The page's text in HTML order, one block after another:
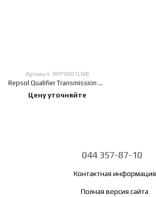
Артикул: RPP9001LNB
Repsol Qualifier Transmission 80W-90, 150мл
Цену уточняйте
044 357-87-10
Контактная информация
Полная версия сайта